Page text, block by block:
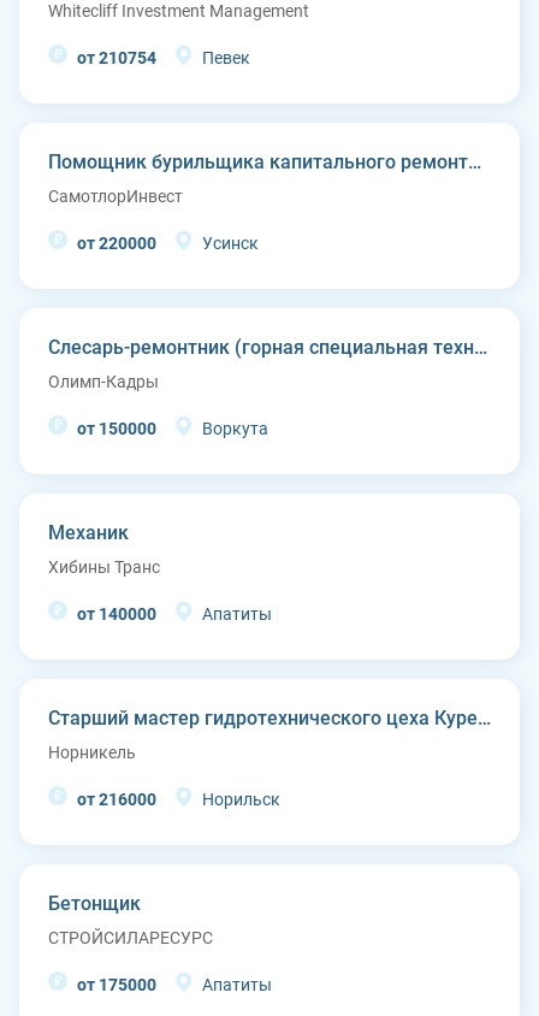
Whitecliff Investment Management
от 210754 Певек
Помощник бурильщика капитального ремонта скважин (КРС)
СамотлорИнвест
от 220000 Усинск
Слесарь-ремонтник (горная специальная техника)
Олимп-Кадры
от 150000 Воркута
Механик
Хибины Транс
от 140000 Апатиты
Старший мастер гидротехнического цеха Курейской ГЭС (п. Светлогорск)
Норникель
от 216000 Норильск
Бетонщик
СТРОЙСИЛАРЕСУРС
от 175000 Апатиты